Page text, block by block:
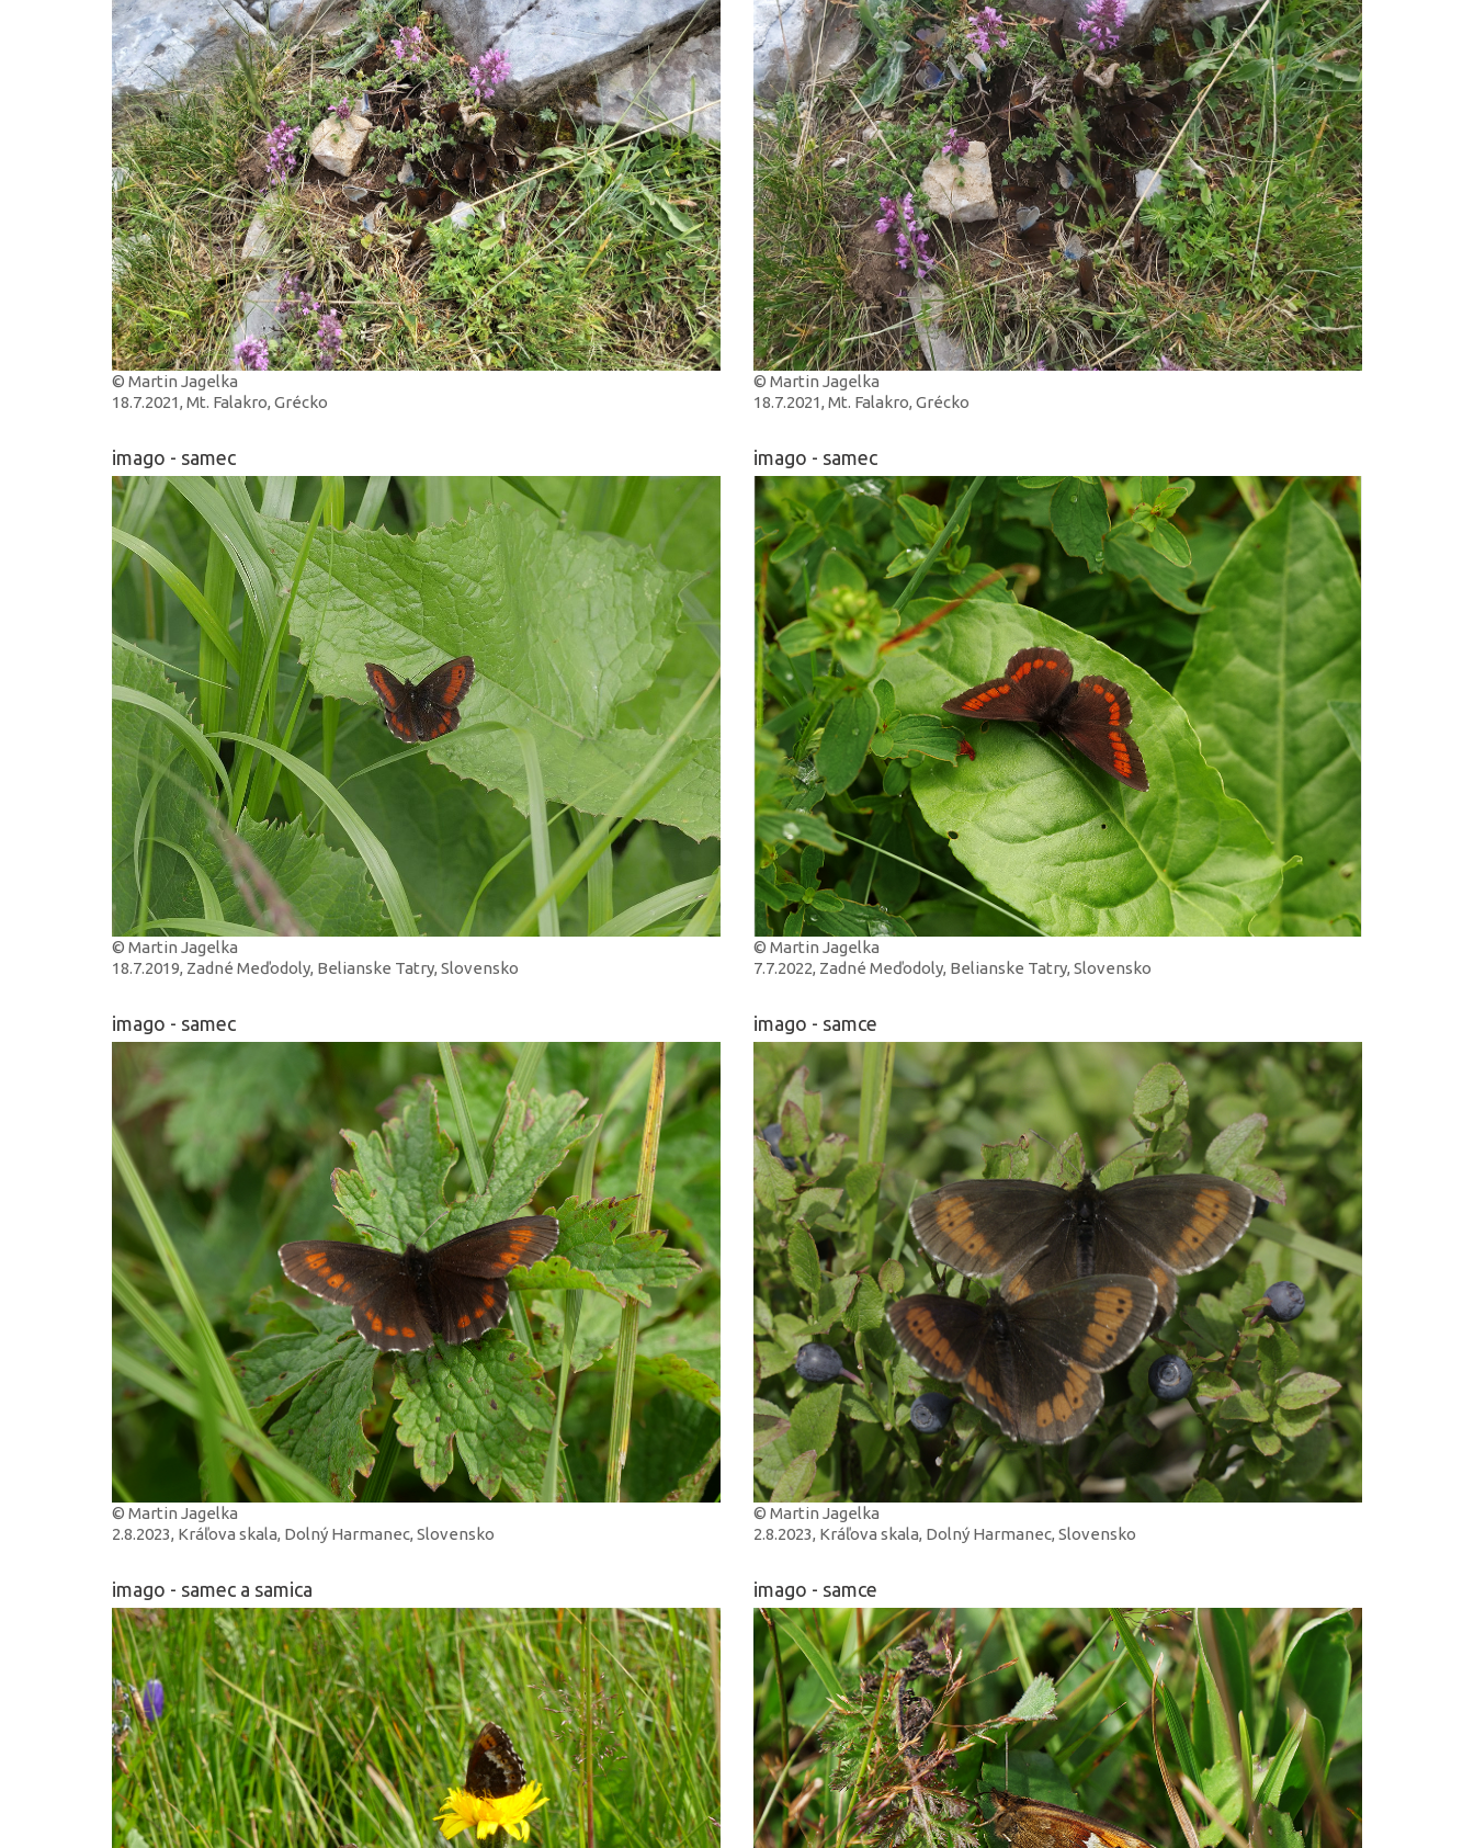
© Martin Jagelka
18.7.2021, Mt. Falakro, Grécko
© Martin Jagelka
18.7.2021, Mt. Falakro, Grécko
imago - samec
© Martin Jagelka
18.7.2019, Zadné Meďodoly, Belianske Tatry, Slovensko
imago - samec
© Martin Jagelka
7.7.2022, Zadné Meďodoly, Belianske Tatry, Slovensko
imago - samec
© Martin Jagelka
2.8.2023, Kráľova skala, Dolný Harmanec, Slovensko
imago - samce
© Martin Jagelka
2.8.2023, Kráľova skala, Dolný Harmanec, Slovensko
imago - samec a samica imago - samce